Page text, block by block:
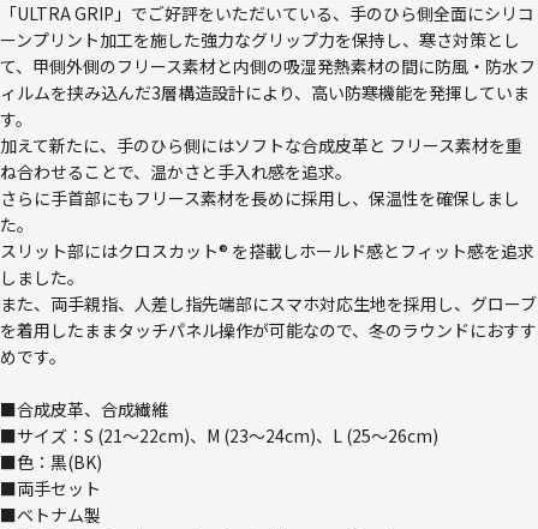
「ULTRA GRIP」でご好評をいただいている、手のひら側全面にシリコ
ーンプリント加工を施した強力なグリップ力を保持し、寒さ対策とし
て、甲側外側のフリース素材と内側の吸湿発熱素材の間に防風・防水フ
ィルムを挟み込んだ3層構造設計により、高い防寒機能を発揮していま
す。
加えて新たに、手のひら側にはソフトな合成皮革と フリース素材を重
ね合わせることで、温かさと手入れ感を追求。
さらに手首部にもフリース素材を長めに採用し、保温性を確保しまし
た。
スリット部にはクロスカット® を搭載しホールド感とフィット感を追求
しました。
また、両手親指、人差し指先端部にスマホ対応生地を採用し、グローブ
を着用したままタッチパネル操作が可能なので、冬のラウンドにおすす
めです。
■合成皮革、合成繊維
■サイズ：S (21～22cm)、M (23～24cm)、L (25～26cm)
■色：黒(BK)
■両手セット
■ベトナム製